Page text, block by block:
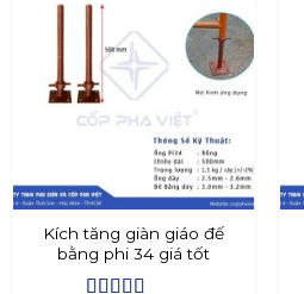
Kích tăng giàn giáo đế
bằng phi 34 giá tốt